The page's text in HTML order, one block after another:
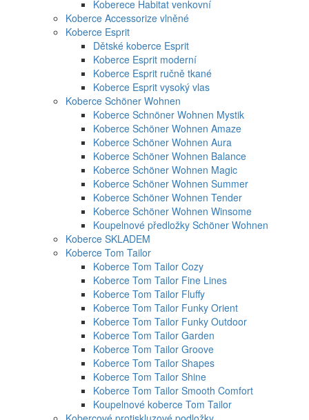
Koberece Habitat venkovní
Koberce Accessorize vlněné
Koberce Esprit
Dětské koberce Esprit
Koberce Esprit moderní
Koberce Esprit ručně tkané
Koberce Esprit vysoký vlas
Koberce Schöner Wohnen
Koberce Schnöner Wohnen Mystik
Koberce Schöner Wohnen Amaze
Koberce Schöner Wohnen Aura
Koberce Schöner Wohnen Balance
Koberce Schöner Wohnen Magic
Koberce Schöner Wohnen Summer
Koberce Schöner Wohnen Tender
Koberce Schöner Wohnen Winsome
Koupelnové předložky Schöner Wohnen
Koberce SKLADEM
Koberce Tom Tailor
Koberce Tom Tailor Cozy
Koberce Tom Tailor Fine Lines
Koberce Tom Tailor Fluffy
Koberce Tom Tailor Funky Orient
Koberce Tom Tailor Funky Outdoor
Koberce Tom Tailor Garden
Koberce Tom Tailor Groove
Koberce Tom Tailor Shapes
Koberce Tom Tailor Shine
Koberce Tom Tailor Smooth Comfort
Koupelnové koberce Tom Tailor